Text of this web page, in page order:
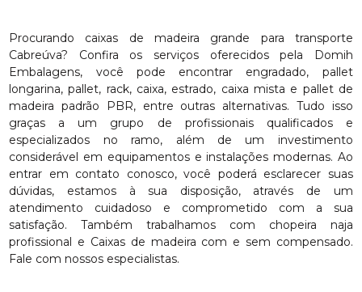
Procurando caixas de madeira grande para transporte
Cabreúva? Confira os serviços oferecidos pela Domih
Embalagens, você pode encontrar engradado, pallet
longarina, pallet, rack, caixa, estrado, caixa mista e pallet de
madeira padrão PBR, entre outras alternativas. Tudo isso
graças a um grupo de profissionais qualificados e
especializados no ramo, além de um investimento
considerável em equipamentos e instalações modernas. Ao
entrar em contato conosco, você poderá esclarecer suas
dúvidas, estamos à sua disposição, através de um
atendimento cuidadoso e comprometido com a sua
satisfação. Também trabalhamos com chopeira naja
profissional e Caixas de madeira com e sem compensado.
Fale com nossos especialistas.